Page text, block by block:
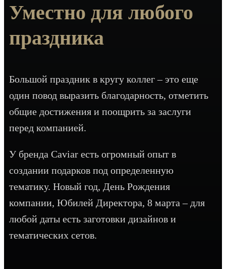
Уместно для любого
праздника
Большой праздник в кругу коллег – это еще
один повод выразить благодарность, отметить
общие достижения и поощрить за заслуги
перед компанией.
У бренда Caviar есть огромный опыт в
создании подарков под определенную
тематику. Новый год, День Рождения
компании, Юбилей Директора, 8 марта – для
любой даты есть заготовки дизайнов и
тематических сетов.